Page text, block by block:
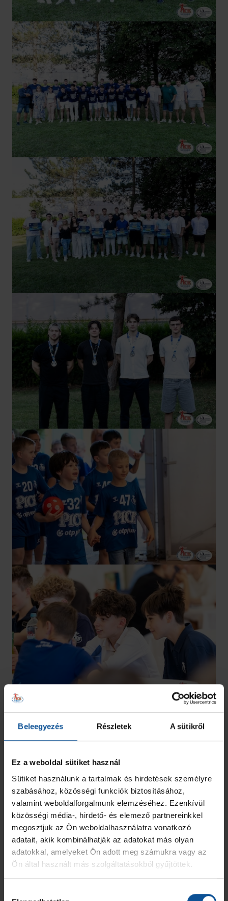
Beleegyezés Részletek A sütikről
Ez a weboldal sütiket használ
Sütiket használunk a tartalmak és hirdetések személyre
szabásához, közösségi funkciók biztosításához,
valamint weboldalforgalmunk elemzéséhez. Ezenkívül
közösségi média-, hirdető- és elemező partnereinkkel
megosztjuk az Ön weboldalhasználatra vonatkozó
adatait, akik kombinálhatják az adatokat más olyan
adatokkal, amelyeket Ön adott meg számukra vagy az
Ön által használt más szolgáltatásokból gyűjtöttek.